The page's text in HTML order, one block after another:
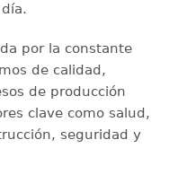
por la constante
de calidad,
de producción
clave como salud,
seguridad y